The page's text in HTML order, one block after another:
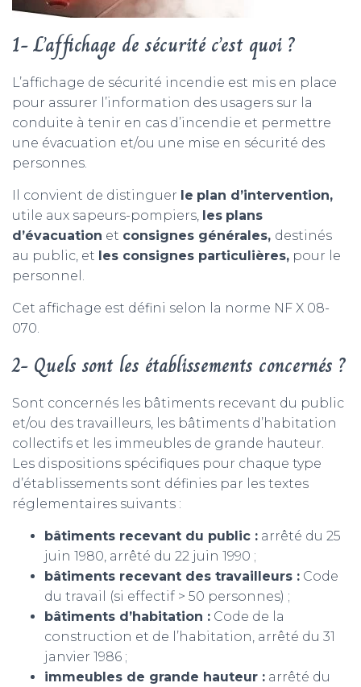
1- L’affichage de sécurité c’est quoi ?
L’affichage de sécurité incendie est mis en place
pour assurer l’information des usagers sur la
conduite à tenir en cas d’incendie et permettre
une évacuation et/ou une mise en sécurité des
personnes.
Il convient de distinguer le plan d’intervention,
utile aux sapeurs-pompiers, les plans
d’évacuation et consignes générales, destinés
au public, et les consignes particulières, pour le
personnel.
Cet affichage est défini selon la norme NF X 08-
070.
2- Quels sont les établissements concernés ?
Sont concernés les bâtiments recevant du public
et/ou des travailleurs, les bâtiments d’habitation
collectifs et les immeubles de grande hauteur.
Les dispositions spécifiques pour chaque type
d’établissements sont définies par les textes
réglementaires suivants :
bâtiments recevant du public : arrêté du 25
juin 1980, arrêté du 22 juin 1990 ;
bâtiments recevant des travailleurs : Code
du travail (si effectif > 50 personnes) ;
bâtiments d’habitation : Code de la
construction et de l’habitation, arrêté du 31
janvier 1986 ;
immeubles de grande hauteur : arrêté du